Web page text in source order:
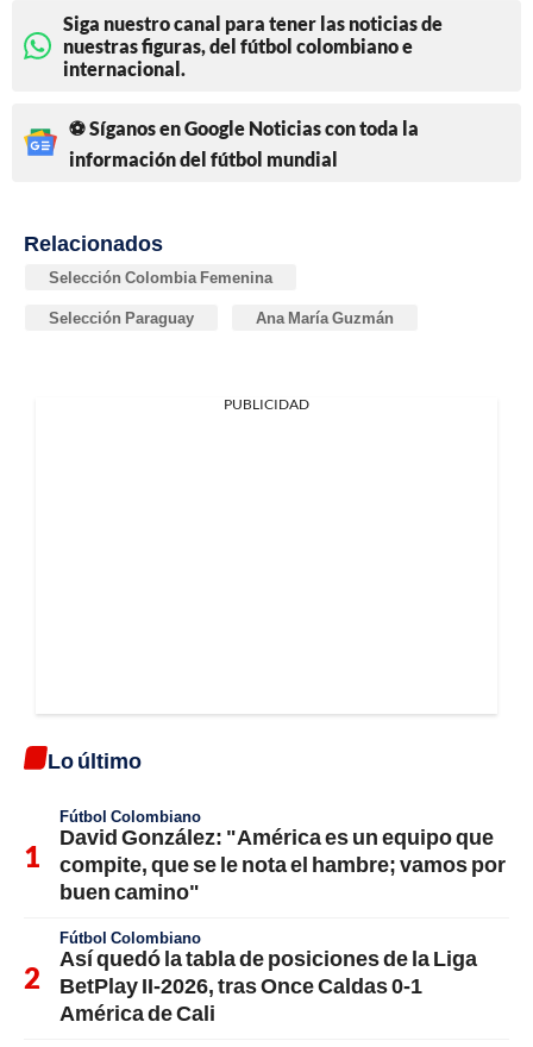
Siga nuestro canal para tener las noticias de
nuestras figuras, del fútbol colombiano e
internacional.
⚽ Síganos en Google Noticias con toda la
información del fútbol mundial
Relacionados
Selección Colombia Femenina
Selección Paraguay Ana María Guzmán
PUBLICIDAD
Lo último
Fútbol Colombiano
David González: "América es un equipo que
compite, que se le nota el hambre; vamos por
buen camino"
Fútbol Colombiano
Así quedó la tabla de posiciones de la Liga
BetPlay II-2026, tras Once Caldas 0-1
América de Cali